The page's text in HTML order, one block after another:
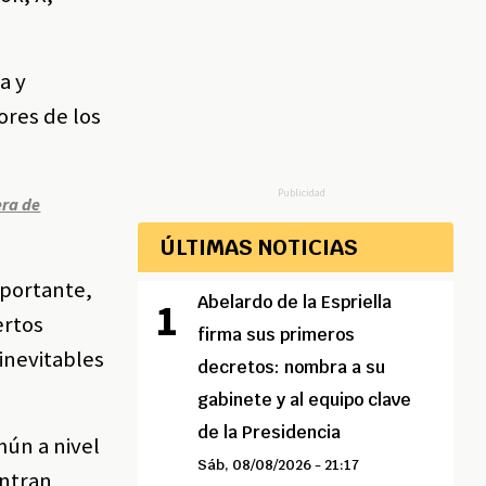
y
de los
de
a nivel
Publicidad
ÚLTIMAS NOTICIAS
Abelardo de la Espriella
firma sus primeros
decretos: nombra a su
gabinete y al equipo clave
de la Presidencia
Sáb, 08/08/2026 - 21:17